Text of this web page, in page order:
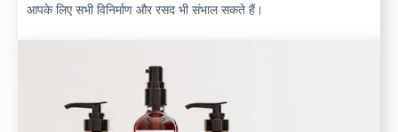
आपके लिए सभी विनिर्माण और रसद भी संभाल सकते हैं।